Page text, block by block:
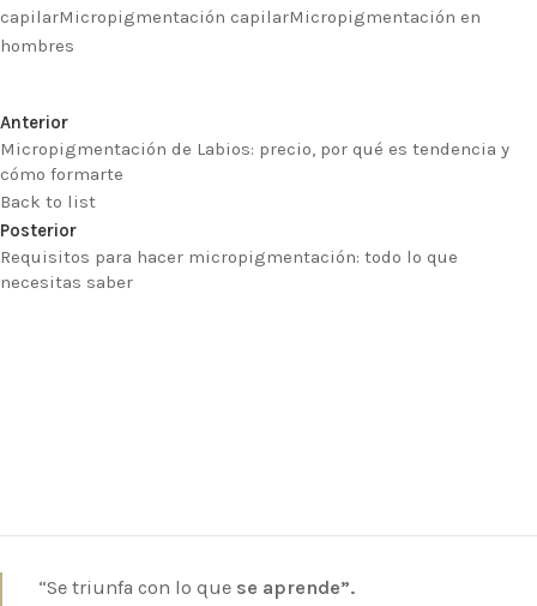
capilarMicropigmentación capilarMicropigmentación en
hombres
Anterior
Micropigmentación de Labios: precio, por qué es tendencia y
cómo formarte
Back to list
Posterior
Requisitos para hacer micropigmentación: todo lo que
necesitas saber
“Se triunfa con lo que se aprende”.